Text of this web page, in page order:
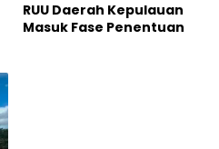
RUU Daerah Kepulauan
Masuk Fase Penentuan